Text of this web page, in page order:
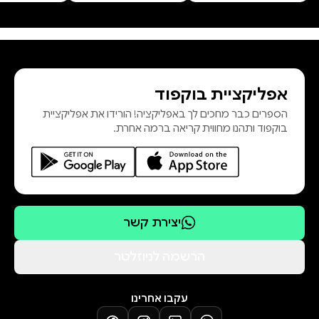
אפליקציית בוקפוד
הספרים כבר מחכים לך באפליקציה! הורידו את אפליקציית
בוקפוד ותהנו מחווית קריאה ברמה אחרת.
יצירת קשר
עקבו אחרינו